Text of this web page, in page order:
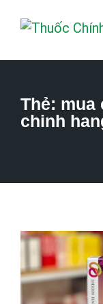
Thẻ: mua
chinh